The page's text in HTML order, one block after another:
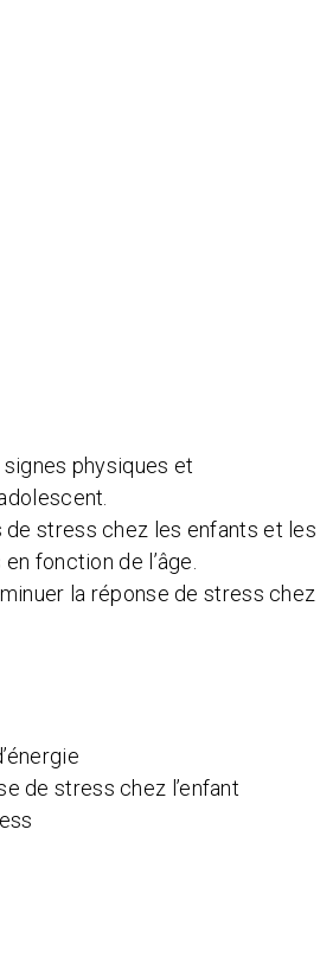
physiques et
stress chez les enfants et les
fonction de l’âge.
la réponse de stress chez
de stress chez l’enfant